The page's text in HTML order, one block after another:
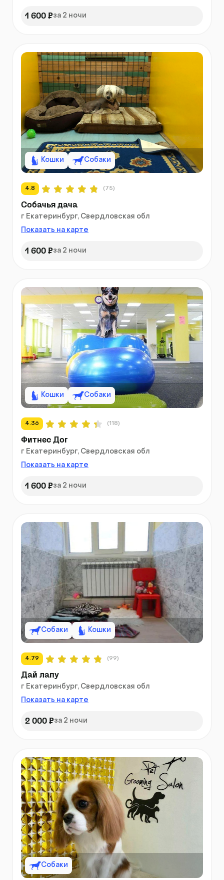
1 600 ₽за 2 ночи
Кошки Собаки
4.8 (75)
Собачья дача
г Екатеринбург, Свердловская обл
Показать на карте
1 600 ₽за 2 ночи
Кошки Собаки
4.36 (118)
Фитнес Дог
г Екатеринбург, Свердловская обл
Показать на карте
1 600 ₽за 2 ночи
Собаки Кошки
4.79 (99)
Дай лапу
г Екатеринбург, Свердловская обл
Показать на карте
2 000 ₽за 2 ночи
Собаки